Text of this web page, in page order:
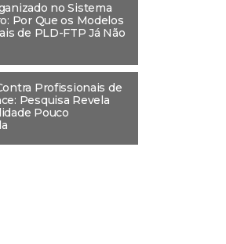
no Sistema
Por Que os Modelos
de PLD-FTP Já Não
Profissionais de
Pesquisa Revela
Pouco